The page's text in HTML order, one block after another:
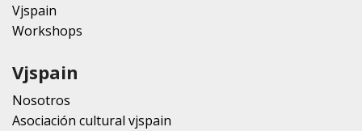
Vjspain
Workshops
Vjspain
Nosotros
Asociación cultural vjspain